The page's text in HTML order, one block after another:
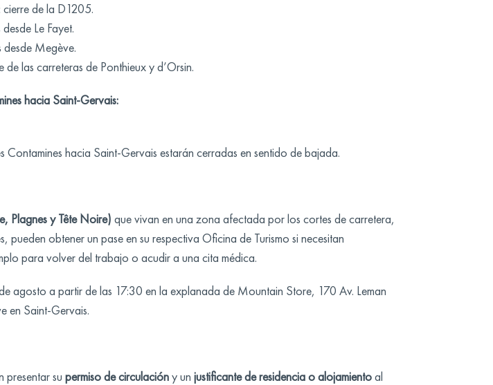
de la D1205.
Le Fayet.
Megève.
las carreteras de Ponthieux y d’Orsin.
hacia Saint-Gervais:
hacia Saint-Gervais estarán cerradas en sentido de bajada.
Plagnes y Tête Noire) que vivan en una zona afectada por los cortes de carretera,
obtener un pase en su respectiva Oficina de Turismo si necesitan
para volver del trabajo o acudir a una cita médica.
agosto a partir de las 17:30 en la explanada de Mountain Store, 170 Av. Leman
en Saint-Gervais.
presentar su permiso de circulacióny un justificante de residencia o alojamientoal